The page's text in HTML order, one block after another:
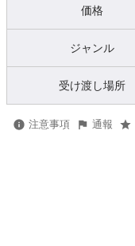
価格
ジャンル
受け渡し場所
注意事項 通報